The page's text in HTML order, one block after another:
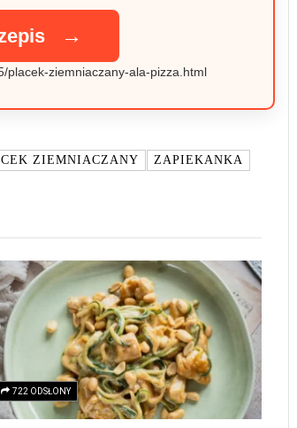
→
placek-ziemniaczany-ala-pizza.html
ZIEMNIACZANY ZAPIEKANKA
722 ODSŁONY